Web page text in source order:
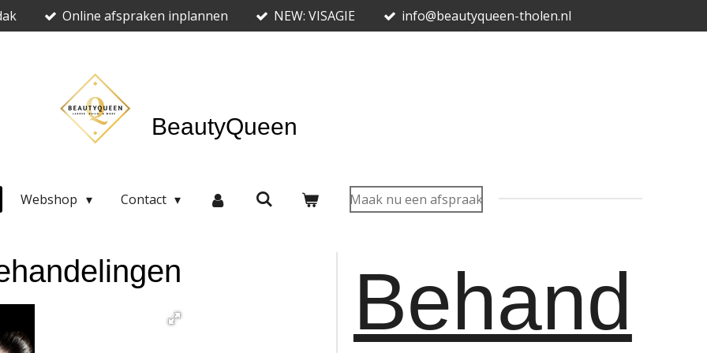
Online afspraken inplannen NEW: VISAGIE info@beautyqueen-tholen.nl
BeautyQueen
Webshop Contact Maak nu een afspraak
Behand